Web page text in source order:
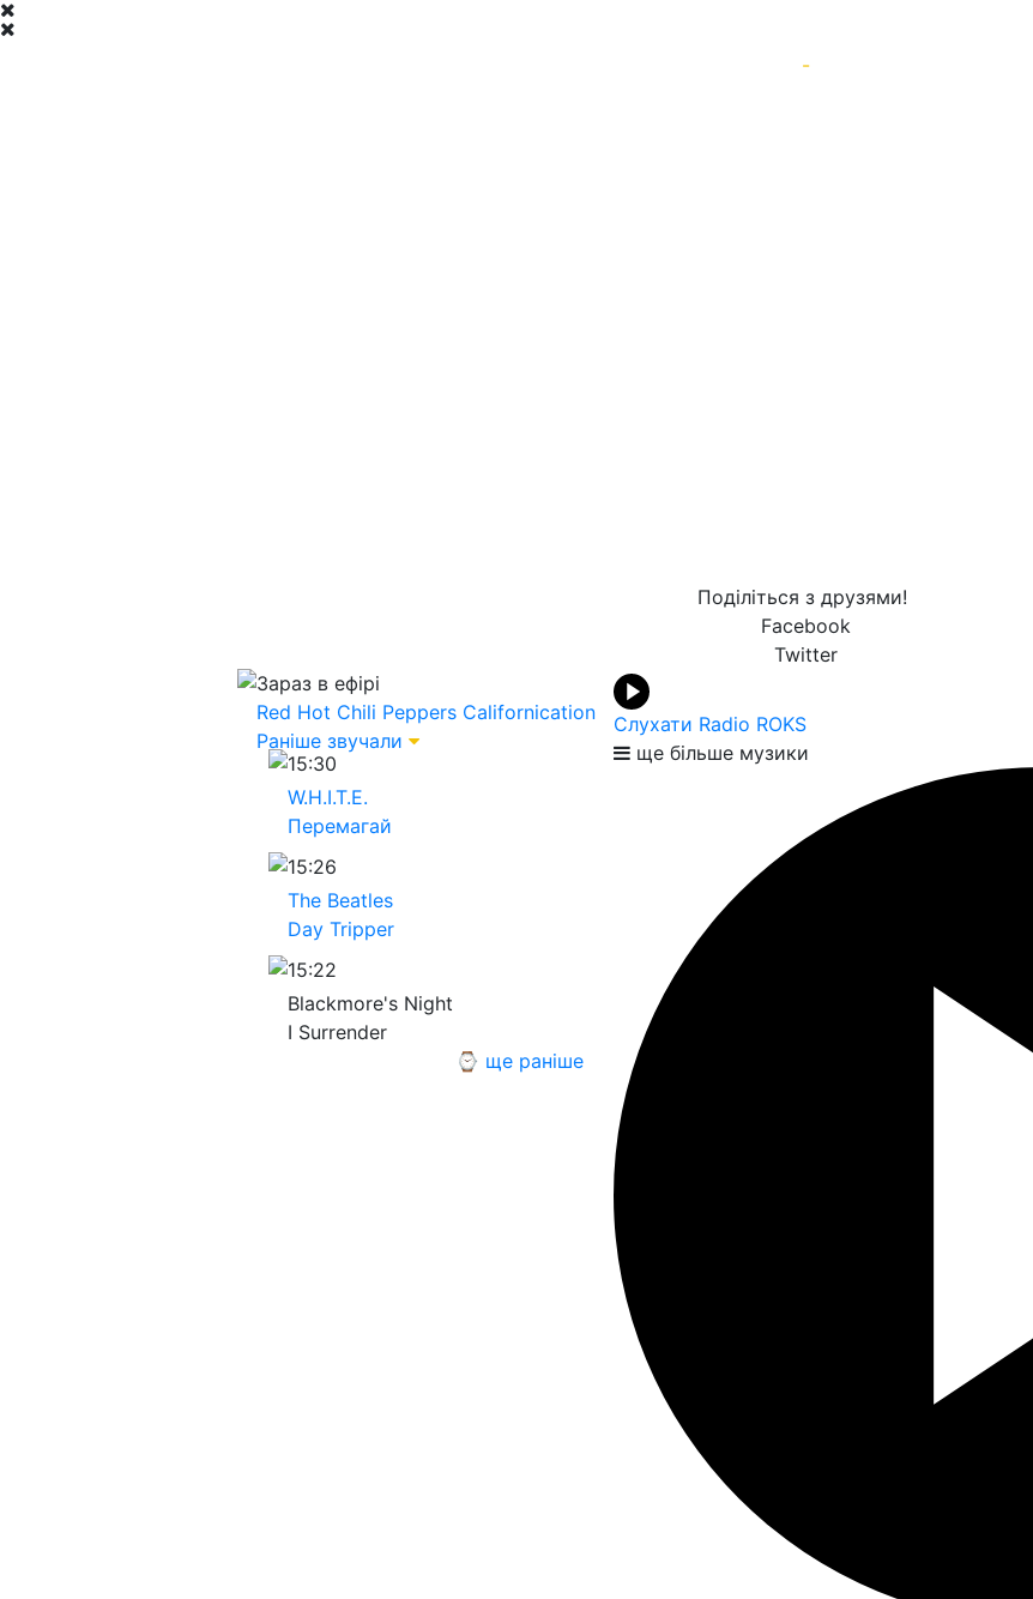
-
Поділіться з друзями!
Facebook
Twitter
Зараз в ефірі
Red Hot Chili Peppers Californication
Раніше звучали
15:30
W.H.I.T.E.
Перемагай
15:26
The Beatles
Day Tripper
15:22
Blackmore's Night
I Surrender
⌚ ще раніше
Слухати Radio ROKS
ще більше музики